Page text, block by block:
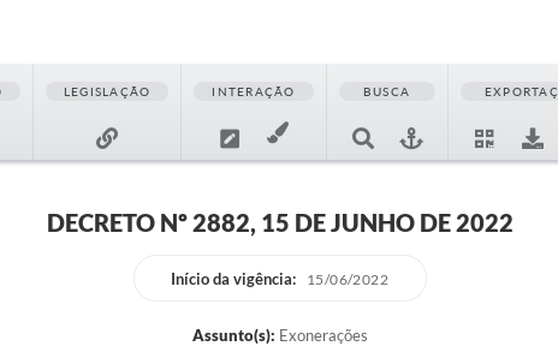
LEGISLAÇÃO INTERAÇÃO BUSCA
DECRETO Nº 2882, 15 DE JUNHO DE 2022
Início da vigência: 15/06/2022
Assunto(s): Exonerações